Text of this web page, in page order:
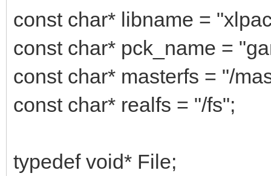
const char* libname =
const char* pck_name =
const char* masterfs = "/
const char* realfs = "/fs";
typedef void* File;